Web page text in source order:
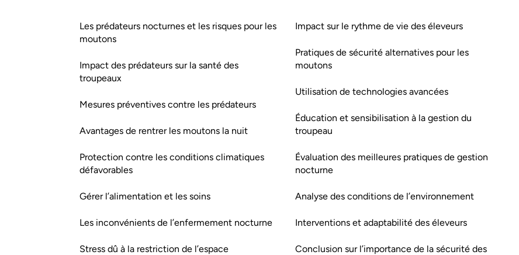
Les prédateurs nocturnes et les risques pour les
moutons
Impact des prédateurs sur la santé des
troupeaux
Mesures préventives contre les prédateurs
Avantages de rentrer les moutons la nuit
Protection contre les conditions climatiques
défavorables
Gérer l’alimentation et les soins
Les inconvénients de l’enfermement nocturne
Stress dû à la restriction de l’espace
Impact sur le rythme de vie des éleveurs
Pratiques de sécurité alternatives pour les
moutons
Utilisation de technologies avancées
Éducation et sensibilisation à la gestion du
troupeau
Évaluation des meilleures pratiques de gestion
nocturne
Analyse des conditions de l’environnement
Interventions et adaptabilité des éleveurs
Conclusion sur l’importance de la sécurité des